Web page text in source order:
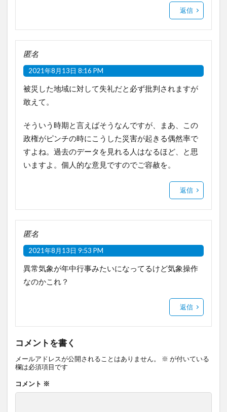
返信
匿名
2021年8月13日 8:16 PM
被災した地域に対して失礼だと必ず批判されますが
敢えて。
そういう時期と言えばそうなんですが、まあ、この
政権がピンチの時にこうした災害が起きる偶然率で
すよね。過去のデータを見れる人はなるほど、と思
いますよ。個人的な意見ですのでご容赦を。
返信
匿名
2021年8月13日 9:53 PM
異常気象が年中行事みたいになってるけど気象操作
なのかこれ？
返信
コメントを書く
メールアドレスが公開されることはありません。 ※ が付いている
欄は必須項目です
コメント ※